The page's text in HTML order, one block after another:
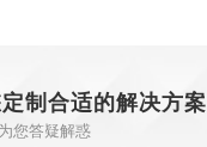
制合适的解决方案
您答疑解惑